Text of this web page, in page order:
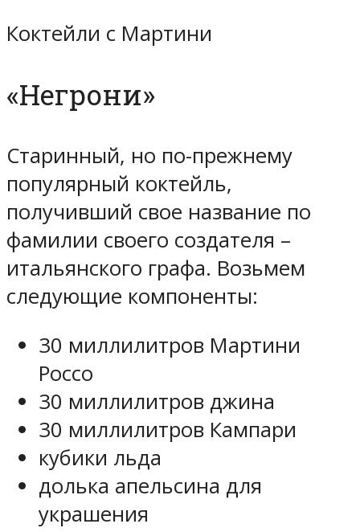
Коктейли с Мартини
«Негрони»
Старинный, но по-прежнему
популярный коктейль,
получивший свое название по
фамилии своего создателя –
итальянского графа. Возьмем
следующие компоненты:
30 миллилитров Мартини
Россо
30 миллилитров джина
30 миллилитров Кампари
кубики льда
долька апельсина для
украшения